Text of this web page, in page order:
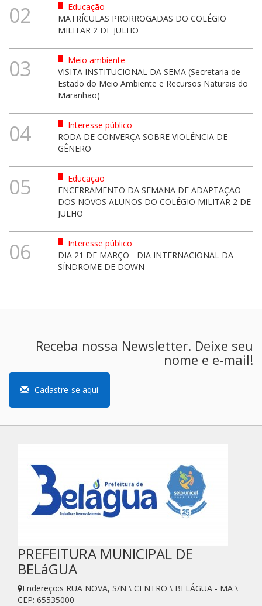
02
Educação
MATRÍCULAS PRORROGADAS DO COLÉGIO
MILITAR 2 DE JULHO
03
Meio ambiente
VISITA INSTITUCIONAL DA SEMA (Secretaria de
Estado do Meio Ambiente e Recursos Naturais do
Maranhão)
04
Interesse público
RODA DE CONVERÇA SOBRE VIOLÊNCIA DE
GÊNERO
05
Educação
ENCERRAMENTO DA SEMANA DE ADAPTAÇÃO
DOS NOVOS ALUNOS DO COLÉGIO MILITAR 2 DE
JULHO
06
Interesse público
DIA 21 DE MARÇO - DIA INTERNACIONAL DA
SÍNDROME DE DOWN
Receba nossa Newsletter. Deixe seu
nome e e-mail!
Cadastre-se aqui
PREFEITURA MUNICIPAL DE
BELáGUA
Endereço:s RUA NOVA, S/N \ CENTRO \ BELÁGUA - MA \
CEP: 65535000